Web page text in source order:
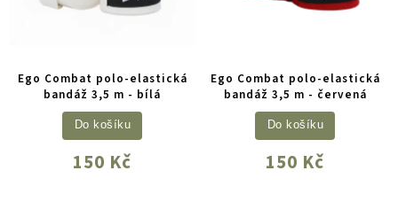
Ego Combat polo-elastická
bandáž 3,5 m - bílá
150 Kč
Do košíku
Ego Combat polo-elastická
bandáž 3,5 m - červená
150 Kč
Do košíku